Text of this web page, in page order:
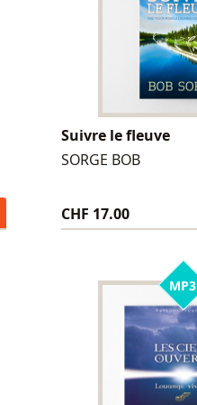
Suivre le fleuve
SORGE BOB
CHF 17.00
MP3